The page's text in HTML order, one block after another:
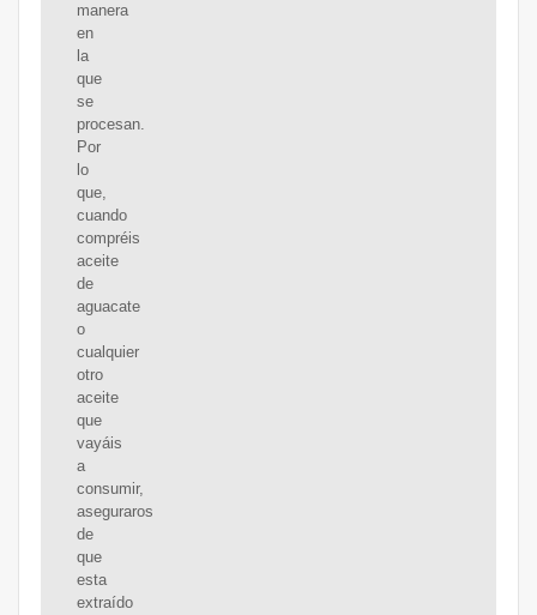
manera
en
la
que
se
procesan.
Por
lo
que,
cuando
compréis
aceite
de
aguacate
o
cualquier
otro
aceite
que
vayáis
a
consumir,
aseguraros
de
que
esta
extraído